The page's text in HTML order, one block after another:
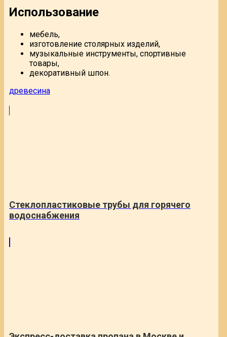
Использование
мебель,
изготовление столярных изделий,
музыкальные инструменты, спортивные
товары,
декоративный шпон.
древесина
Стеклопластиковые трубы для горячего
водоснабжения